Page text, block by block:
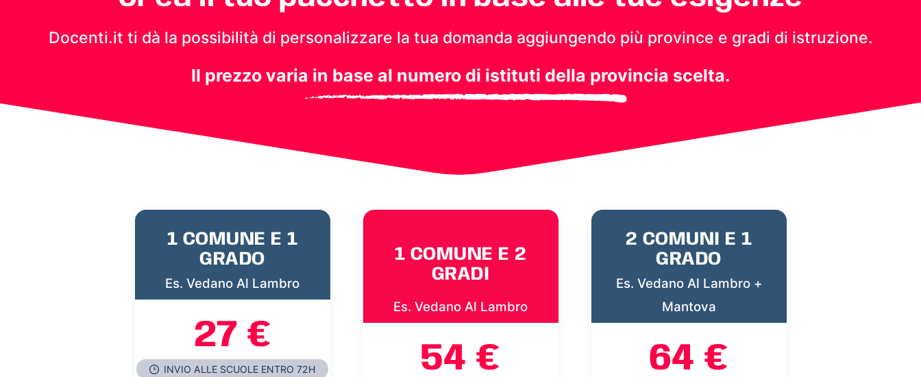
Docenti.it ti dà la possibilità di personalizzare la tua domanda aggiungendo più province e gradi di istruzione.
Il prezzo varia in base al numero di istituti della provincia scelta.
1 COMUNE E 1
GRADO
Es. Vedano Al Lambro
27 €
INVIO ALLE SCUOLE ENTRO 72H
1 COMUNE E 2
GRADI
Es. Vedano Al Lambro
54 €
2 COMUNI E 1
GRADO
Es. Vedano Al Lambro +
Mantova
64 €